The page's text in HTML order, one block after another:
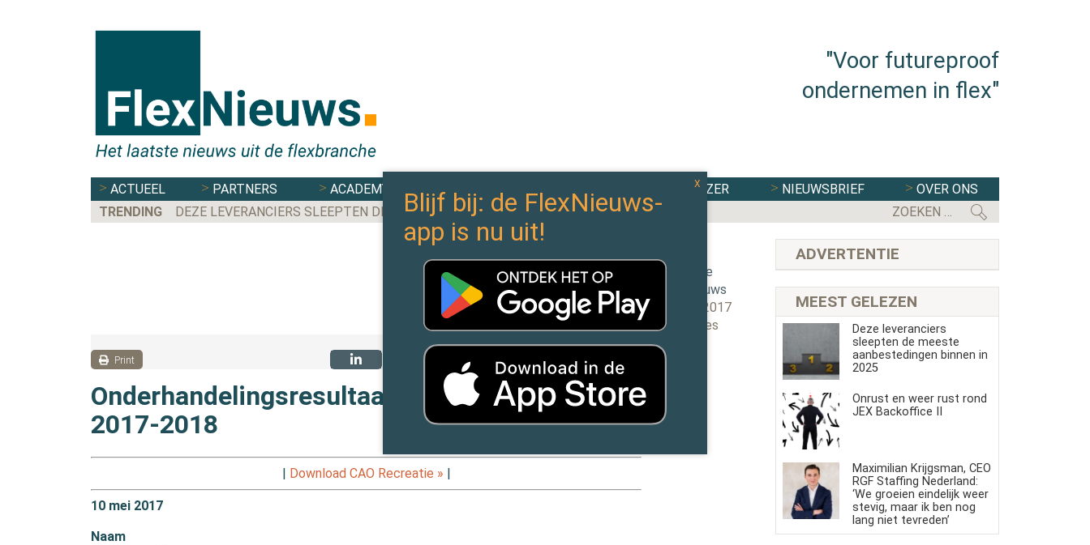
"Voor futureproof
ondernemen in flex"
ACTUEEL PARTNERS ACADEMY TOP 100 CAO WIJZER NIEUWSBRIEF
OVER ONS
TRENDING
DEZE LEVERANCIERS SLEEPTEN DE MEESTE AANBESTEDINGEN BINNEN IN 2025
Redactie
FlexNieuws
10 mei 2017
0 reacties
Print
Onderhandelingsresultaat CAO Recreatie
2017-2018
| Download CAO Recreatie » |
10 mei 2017
Naam
ADVERTENTIE
MEEST GELEZEN
Deze leveranciers
sleepten de meeste
aanbestedingen binnen in
2025
Onrust en weer rust rond
JEX Backoffice II
Maximilian Krijgsman, CEO
RGF Staffing Nederland:
‘We groeien eindelijk weer
stevig, maar ik ben nog
lang niet tevreden’